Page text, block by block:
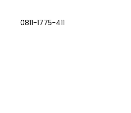
0811-1775-411